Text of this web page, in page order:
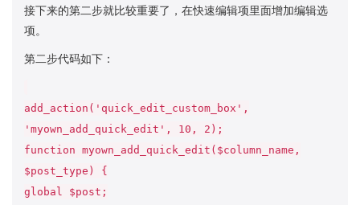
接下来的第二步就比较重要了，在快速编辑项里面增加编辑选
项。
第二步代码如下：
add_action('quick_edit_custom_box',
'myown_add_quick_edit', 10, 2);
function myown_add_quick_edit($column_name,
$post_type) {
global $post;